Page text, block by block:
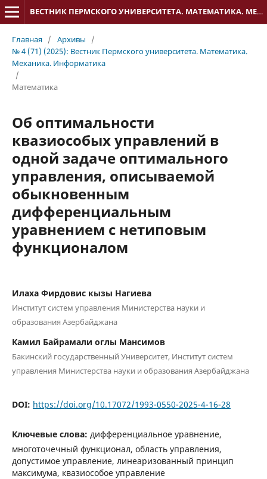
ВЕСТНИК ПЕРМСКОГО УНИВЕРСИТЕТА. МАТЕМАТИКА. МЕХАНИКА. ИНФОРМАТИКА
Главная / Архивы
/
№ 4 (71) (2025): Вестник Пермского университета. Математика.
Механика. Информатика
/
Математика
Об оптимальности
квазиособых управлений в
одной задаче оптимального
управления, описываемой
обыкновенным
дифференциальным
уравнением с нетиповым
функционалом
Илаха Фирдовис кызы Нагиева
Институт систем управления Министерства науки и
образования Азербайджана
Камил Байрамали оглы Мансимов
Бакинский государственный Университет, Институт систем
управления Министерства науки и образования Азербайджана
DOI: https://doi.org/10.17072/1993-0550-2025-4-16-28
Ключевые слова: дифференциальное уравнение,
многоточечный функционал, область управления,
допустимое управление, линеаризованный принцип
максимума, квазиособое управление